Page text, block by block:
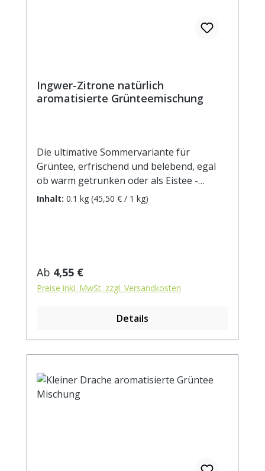
Ingwer-Zitrone natürlich
aromatisierte Grünteemischung
Die ultimative Sommervariante für
Grüntee, erfrischend und belebend, egal
ob warm getrunken oder als Eistee -
einfach ein wohltuender Genuss. Zutaten:
Tee mit 1 Liter Wasser auf 90°C abgekühlt,
aufgiessen. Ziehzeit: ca. 2 min.
Inhalt: 0.1 kg (45,50 € / 1 kg)
Regulärer Preis:
Ab 4,55 €
Preise inkl. MwSt. zzgl. Versandkosten
Details